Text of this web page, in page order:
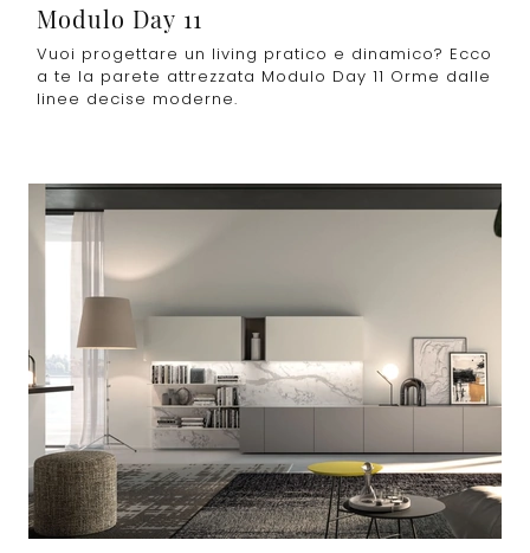
Modulo Day 11
Vuoi progettare un living pratico e dinamico? Ecco
a te la parete attrezzata Modulo Day 11 Orme dalle
linee decise moderne.